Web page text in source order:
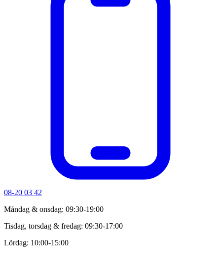
08-20 03 42
Måndag & onsdag: 09:30-19:00
Tisdag, torsdag & fredag: 09:30-17:00
Lördag: 10:00-15:00